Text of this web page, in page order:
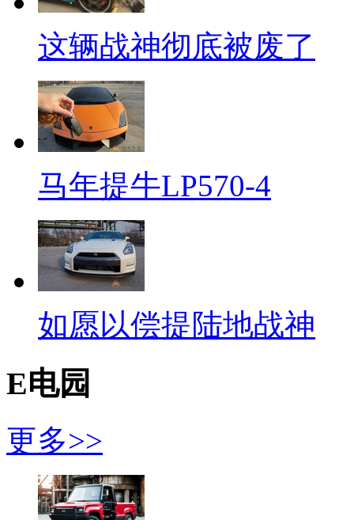
这辆战神彻底被废了
马年提牛LP570-4
如愿以偿提陆地战神
E电园
更多>>